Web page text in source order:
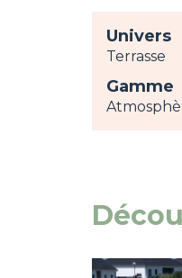
Univers
Terrasse
Gamme
Image
view